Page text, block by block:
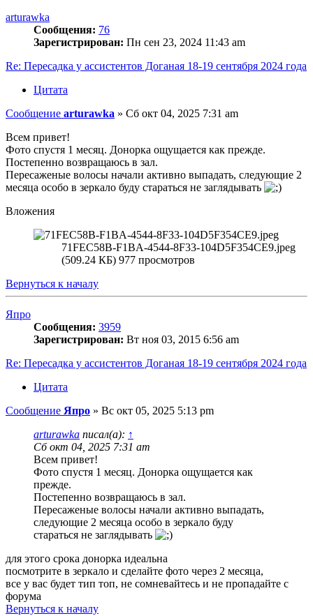
arturawka
Сообщения: 76
Зарегистрирован: Пн сен 23, 2024 11:43 am
Re: Пересадка у ассистентов Доганая 18-19 сентября 2024 года
Цитата
Сообщение arturawka » Сб окт 04, 2025 7:31 am
Всем привет!
Фото спустя 1 месяц. Донорка ощущается как прежде.
Постепенно возвращаюсь в зал.
Пересаженые волосы начали активно выпадать, следующие 2
месяца особо в зеркало буду стараться не заглядывать
Вложения
71FEC58B-F1BA-4544-8F33-104D5F354CE9.jpeg
(509.24 КБ) 977 просмотров
Вернуться к началу
Япро
Сообщения: 3959
Зарегистрирован: Вт ноя 03, 2015 6:56 am
Re: Пересадка у ассистентов Доганая 18-19 сентября 2024 года
Цитата
Сообщение Япро » Вс окт 05, 2025 5:13 pm
arturawka писал(а): ↑
Сб окт 04, 2025 7:31 am
Всем привет!
Фото спустя 1 месяц. Донорка ощущается как
прежде.
Постепенно возвращаюсь в зал.
Пересаженые волосы начали активно выпадать,
следующие 2 месяца особо в зеркало буду
стараться не заглядывать
для этого срока донорка идеальна
посмотрите в зеркало и сделайте фото через 2 месяца,
все у вас будет тип топ, не сомневайтесь и не пропадайте с
форума
Вернуться к началу